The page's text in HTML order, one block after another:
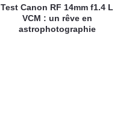
Test Canon RF 14mm f1.4 L
VCM : un rêve en
astrophotographie